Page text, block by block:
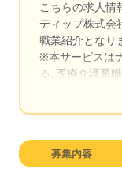
こちらの求人情
ディップ株式会
職業紹介となり
※本サービスは
る､医療介護系
★職業紹介とは？
募集内容